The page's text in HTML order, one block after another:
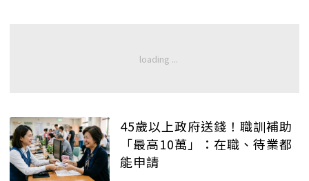
45歲以上政府送錢！職訓補助
「最高10萬」：在職、待業都
能申請